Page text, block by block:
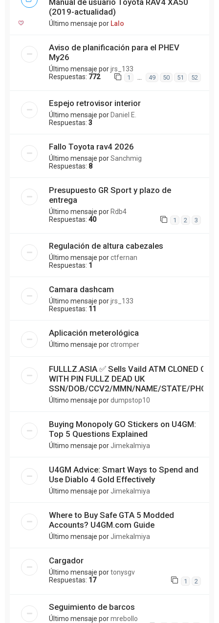
(2019-actualidad)
Último mensaje por Lalo
Aviso de planificación para el PHEV
My26
Último mensaje porjrs_133
Respuestas: 772 1 … 49 50 51 52
Espejo retrovisor interior
Último mensaje por Daniel E.
Respuestas: 3
Fallo Toyota rav4 2026
Último mensaje porSanchmig
Respuestas: 8
Presupuesto GR Sport y plazo de
entrega
Último mensaje por Rdb4
Respuestas: 40 1 2 3
Regulación de altura cabezales
Último mensaje porctfernan
Respuestas: 1
Camara dashcam
Último mensaje porjrs_133
Respuestas: 11
Aplicación meterológica
Último mensaje porctromper
FULLLZ.ASIA ✅ Sells Vaild ATM CLONED
WITH PIN FULLZ DEAD UK
SSN/DOB/CCV2/MMN/NAME/STATE/
Último mensaje pordumpstop10
Buying Monopoly GO Stickers on U4GM:
Top 5 Questions Explained
Último mensaje por Jimekalmiya
U4GM Advice: Smart Ways to Spend and
Use Diablo 4 Gold Effectively
Último mensaje por Jimekalmiya
Where to Buy Safe GTA 5 Modded
Accounts? U4GM.com Guide
Último mensaje por Jimekalmiya
Cargador
Último mensaje portonysgv
Respuestas: 17 1 2
Seguimiento de barcos
Último mensaje pormrebollo